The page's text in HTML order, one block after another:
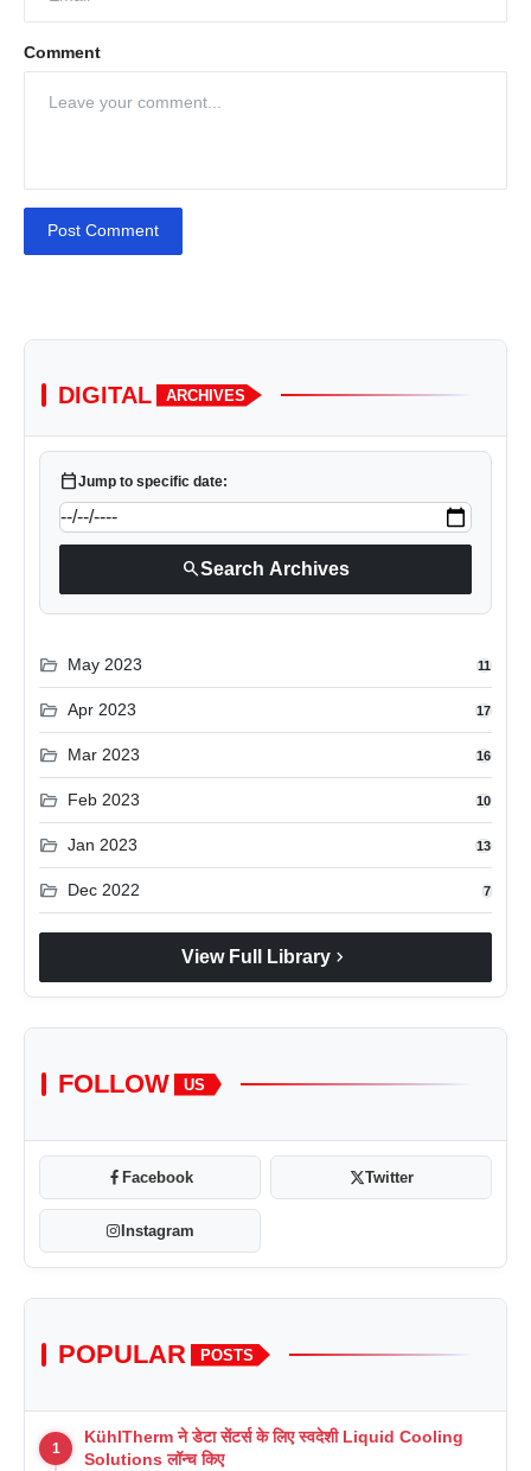
Comment
Post Comment
DIGITAL ARCHIVES
calendar_todayJump to specific date:
searchSearch Archives
folder_open May 2023 11
folder_open Apr 2023 17
folder_open Mar 2023 16
folder_open Feb 2023 10
folder_open Jan 2023 13
folder_open Dec 2022 7
View Full Library chevron_right
FOLLOW US
Facebook Twitter
Instagram
POPULAR POSTS
1
KühlTherm ने डेटा सेंटर्स के लिए स्वदेशी Liquid Cooling
Solutions लॉन्च किए